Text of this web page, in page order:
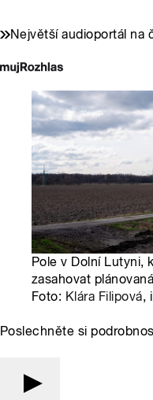
Největší audioportál na
Pole v Dolní Lutyni,
zasahovat
Foto: Klára Filipová,
Poslechněte si